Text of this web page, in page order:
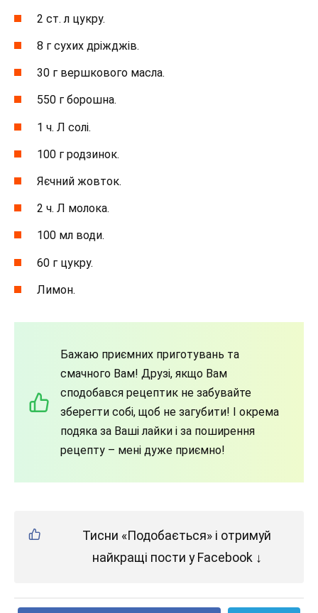
2 ст. л цукру.
8 г сухих дріжджів.
30 г вершкового масла.
550 г борошна.
1 ч. Л солі.
100 г родзинок.
Яєчний жовток.
2 ч. Л молока.
100 мл води.
60 г цукру.
Лимон.
Бажаю приємних приготувань та
смачного Вам! Друзі, якщо Вам
сподобався рецептик не забувайте
зберегти собі, щоб не загубити! І окрема
подяка за Ваші лайки і за поширення
рецепту – мені дуже приємно!
Тисни «Подобається» і отримуй
найкращі пости у Facebook ↓